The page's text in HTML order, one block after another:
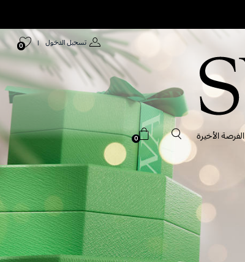
تسجيل الدخول |
0
الفرصة الأخيرة 0